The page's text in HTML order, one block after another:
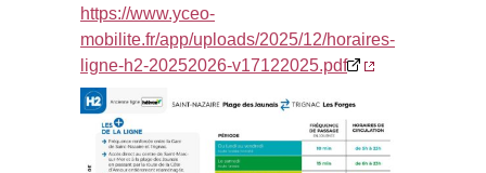
https://www.yceo-
mobilite.fr/app/uploads/2025/12/horaires-
ligne-h2-20252026-v17122025.pdf